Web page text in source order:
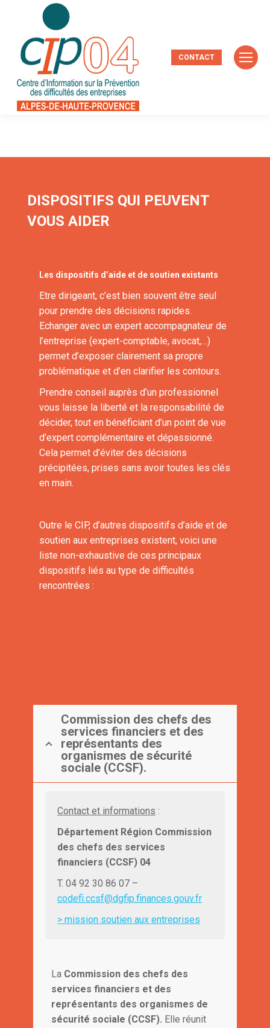
CONTACT
DISPOSITIFS QUI PEUVENT
VOUS AIDER
Les dispositifs d’aide et de soutien existants
Etre dirigeant, c’est bien souvent être seul
pour prendre des décisions rapides.
Echanger avec un expert accompagnateur de
l’entreprise (expert-comptable, avocat,…)
permet d’exposer clairement sa propre
problématique et d’en clarifier les contours.
Prendre conseil auprès d’un professionnel
vous laisse la liberté et la responsabilité de
décider, tout en bénéficiant d’un point de vue
d’expert complémentaire et dépassionné.
Cela permet d’éviter des décisions
précipitées, prises sans avoir toutes les clés
en main.
Outre le CIP, d’autres dispositifs d’aide et de
soutien aux entreprises existent, voici une
liste non-exhaustive de ces principaux
dispositifs liés au type de difficultés
rencontrées :
Commission des chefs des
services financiers et des
représentants des
organismes de sécurité
sociale (CCSF).
Contact et informations :
Département Région Commission
des chefs des services
financiers (CCSF) 04
T. 04 92 30 86 07 –
codefi.ccsf@dgfip.finances.gouv.fr
> mission soutien aux entreprises
La Commission des chefs des
services financiers et des
représentants des organismes de
sécurité sociale (CCSF). Elle réunit